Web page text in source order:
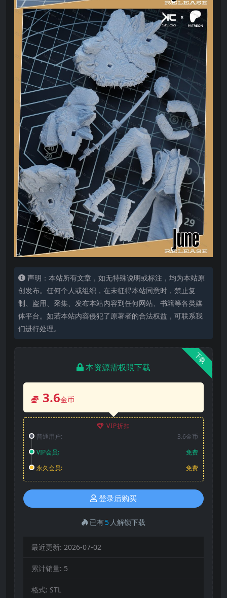
声明：本站所有文章，如无特殊说明或标注，均为本站原
创发布。任何个人或组织，在未征得本站同意时，禁止复
制、盗用、采集、发布本站内容到任何网站、书籍等各类媒
体平台。如若本站内容侵犯了原著者的合法权益，可联系我
们进行处理。
下载
本资源需权限下载
3.6金币
VIP折扣
普通用户:
3.6金币
VIP会员:
免费
永久会员:
免费
登录后购买
已有5 人解锁下载
最近更新: 2026-07-02
累计销量: 5
格式: STL